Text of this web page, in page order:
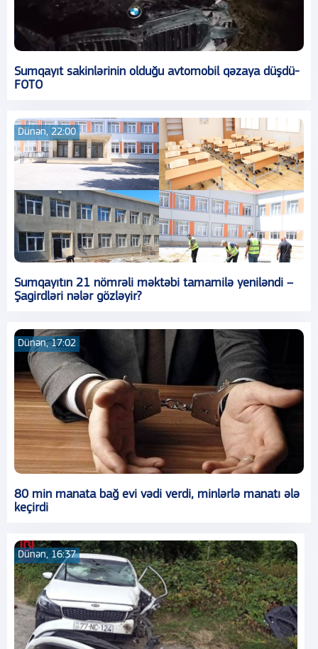
Sumqayıt sakinlərinin olduğu avtomobil qəzaya düşdü-
FOTO
Dünən, 22:00
Sumqayıtın 21 nömrəli məktəbi tamamilə yeniləndi –
Şagirdləri nələr gözləyir?
Dünən, 17:02
80 min manata bağ evi vədi verdi, minlərlə manatı ələ
keçirdi
Dünən, 16:37